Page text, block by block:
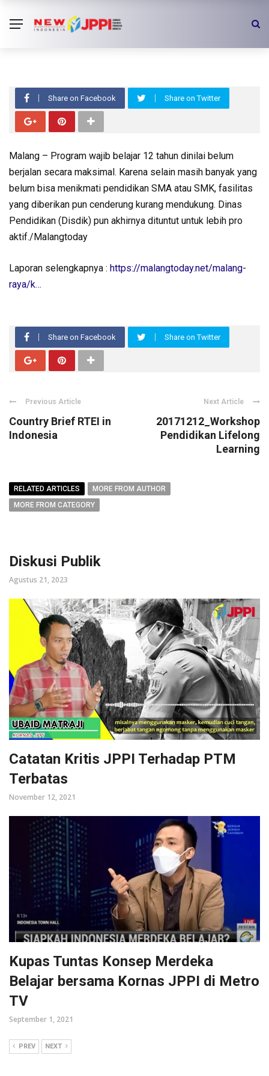
20171215_AremaTV Indonesia
JPPI-MCW FGD Akselerasi Wajar 12
Share on Facebook Share on Twitter
Malang – Program wajib belajar 12 tahun dinilai belum
berjalan secara maksimal. Karena selain masih banyak yang
belum bisa menikmati pendidikan SMA atau SMK, fasilitas
yang diberikan pun cenderung kurang mendukung. Dinas
Pendidikan (Disdik) pun akhirnya dituntut untuk lebih pro
aktif./Malangtoday
Laporan selengkapnya : https://malangtoday.net/malang-
raya/k…
Share on Facebook Share on Twitter
Previous Article
Country Brief RTEI in
Indonesia
Next Article
20171212_Workshop
Pendidikan Lifelong
Learning
RELATED ARTICLES
MORE FROM AUTHOR
MORE FROM CATEGORY
Diskusi Publik
Agustus 21, 2023
Catatan Kritis JPPI Terhadap PTM
Terbatas
November 12, 2021
Kupas Tuntas Konsep Merdeka
Belajar bersama Kornas JPPI di Metro
TV
September 1, 2021
PREV NEXT